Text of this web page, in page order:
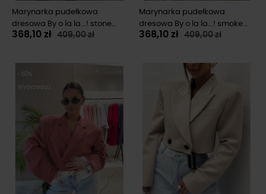
Marynarka pudełkowa
dresowa By o la la...! stone
blue
368,10 zł 409,00 zł
Marynarka pudełkowa
dresowa By o la la...! smoke
grey
368,10 zł 409,00 zł
-50%
Wyprzedaż